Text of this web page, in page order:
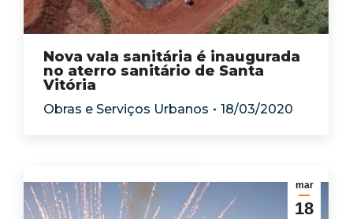
Nova vala sanitária é inaugurada
no aterro sanitário de Santa
Vitória
Obras e Serviços Urbanos 18/03/2020
mar
18